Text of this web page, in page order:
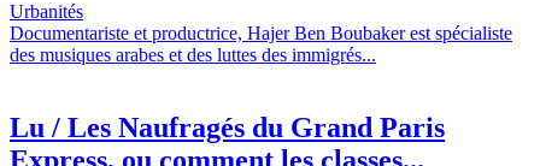
Urbanités
Documentariste et productrice, Hajer Ben Boubaker est spécialiste
des musiques arabes et des luttes des immigrés...
Lu / Les Naufragés du Grand Paris